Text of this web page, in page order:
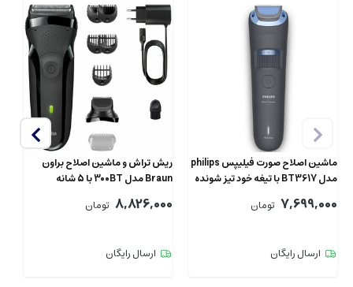
ماشین اصلاح صورت فیلیپس philips
مدل BT3617 با تیغه خود تیز شونده
7,699,000 تومان
ارسال رایگان
ریش تراش و ماشین اصلاح براون
Braun مدل 300BT با 5 شانه
8,826,000 تومان
ارسال رایگان